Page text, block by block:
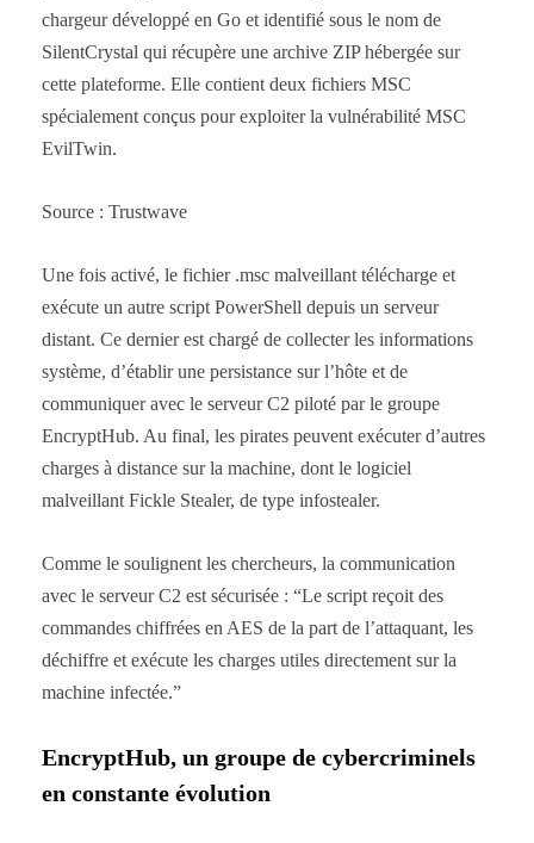
chargeur développé en Go et identifié sous le nom de
SilentCrystal qui récupère une archive ZIP hébergée sur
cette plateforme. Elle contient deux fichiers MSC
spécialement conçus pour exploiter la vulnérabilité MSC
EvilTwin.
Source : Trustwave
Une fois activé, le fichier .msc malveillant télécharge et
exécute un autre script PowerShell depuis un serveur
distant. Ce dernier est chargé de collecter les informations
système, d’établir une persistance sur l’hôte et de
communiquer avec le serveur C2 piloté par le groupe
EncryptHub. Au final, les pirates peuvent exécuter d’autres
charges à distance sur la machine, dont le logiciel
malveillant Fickle Stealer, de type infostealer.
Comme le soulignent les chercheurs, la communication
avec le serveur C2 est sécurisée : “Le script reçoit des
commandes chiffrées en AES de la part de l’attaquant, les
déchiffre et exécute les charges utiles directement sur la
machine infectée.”
EncryptHub, un groupe de cybercriminels
en constante évolution